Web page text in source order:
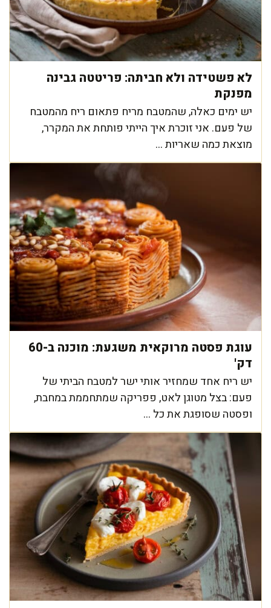
לא פשטידה ולא חביתה: פריטטה גבינה
מפנקת
יש ימים כאלה, שהמטבח מריח פתאום ריח מהמטבח
של פעם. אני זוכרת איך הייתי פותחת את המקרר,
מוצאת כמה שאריות ...
עוגת פסטה מרוקאית משגעת: מוכנה ב-60
דק'
יש ריח אחד שמחזיר אותי ישר למטבח הביתי של
פעם: בצל מטוגן לאט, פפריקה שמתחממת במחבת,
ופסטה שסופגת את כל ...